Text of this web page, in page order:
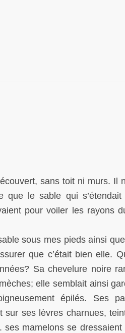
sans toit ni murs. Il
le sable qui s’étendait
pour voiler les rayons
sous mes pieds ainsi
que c’était bien elle.
Sa chevelure noire
elle semblait ainsi
épilés. Ses
ses lèvres charnues,
mamelons se dressaient